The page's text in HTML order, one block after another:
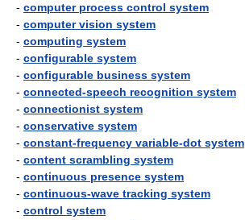
- computer process control system
- computer vision system
- computing system
- configurable system
- configurable business system
- connected-speech recognition system
- connectionist system
- conservative system
- constant-frequency variable-dot system
- content scrambling system
- continuous presence system
- continuous-wave tracking system
- control system